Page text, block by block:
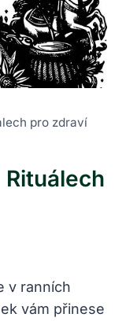
pro zdraví
Rituálech
v ranních
vám přinese